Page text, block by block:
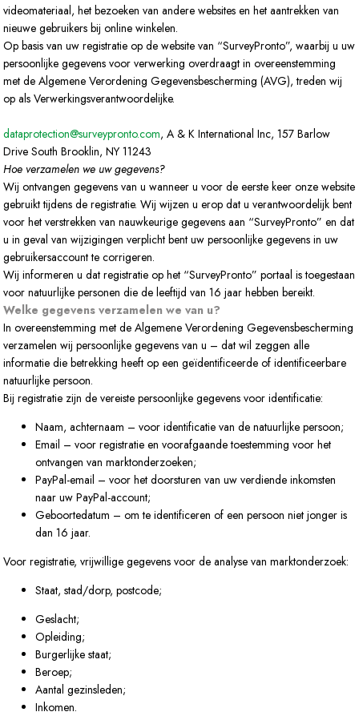
videomateriaal, het bezoeken van andere websites en het aantrekken van
nieuwe gebruikers bij online winkelen.
Op basis van uw registratie op de website van “SurveyPronto”, waarbij u uw
persoonlijke gegevens voor verwerking overdraagt in overeenstemming
met de Algemene Verordening Gegevensbescherming (AVG), treden wij
op als Verwerkingsverantwoordelijke.
dataprotection@surveypronto.com, A & K International Inc, 157 Barlow
Drive South Brooklin, NY 11243
Hoe verzamelen we uw gegevens?
Wij ontvangen gegevens van u wanneer u voor de eerste keer onze website
gebruikt tijdens de registratie. Wij wijzen u erop dat u verantwoordelijk bent
voor het verstrekken van nauwkeurige gegevens aan “SurveyPronto” en dat
u in geval van wijzigingen verplicht bent uw persoonlijke gegevens in uw
gebruikersaccount te corrigeren.
Wij informeren u dat registratie op het “SurveyPronto” portaal is toegestaan
voor natuurlijke personen die de leeftijd van 16 jaar hebben bereikt.
Welke gegevens verzamelen we van u?
In overeenstemming met de Algemene Verordening Gegevensbescherming
verzamelen wij persoonlijke gegevens van u – dat wil zeggen alle
informatie die betrekking heeft op een geïdentificeerde of identificeerbare
natuurlijke persoon.
Bij registratie zijn de vereiste persoonlijke gegevens voor identificatie:
Naam, achternaam – voor identificatie van de natuurlijke persoon;
Email – voor registratie en voorafgaande toestemming voor het
ontvangen van marktonderzoeken;
PayPal-email – voor het doorsturen van uw verdiende inkomsten
naar uw PayPal-account;
Geboortedatum – om te identificeren of een persoon niet jonger is
dan 16 jaar.
Voor registratie, vrijwillige gegevens voor de analyse van marktonderzoek:
Staat, stad/dorp, postcode;
Geslacht;
Opleiding;
Burgerlijke staat;
Beroep;
Aantal gezinsleden;
Inkomen.